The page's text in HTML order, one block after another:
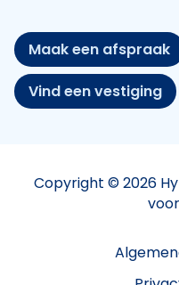
Maak een afspraak
Vind een vestiging
Copyright © 2026